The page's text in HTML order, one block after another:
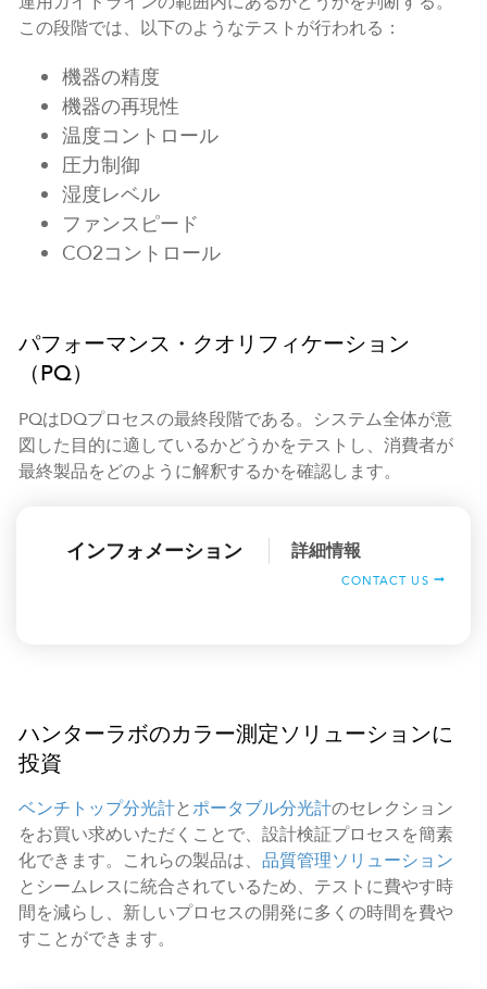
この段階では、以下のようなテストが行われる：
機器の精度
機器の再現性
温度コントロール
圧力制御
湿度レベル
ファンスピード
CO2コントロール
パフォーマンス・クオリフィケーション
（PQ）
PQはDQプロセスの最終段階である。システム全体が意
図した目的に適しているかどうかをテストし、消費者が
最終製品をどのように解釈するかを確認します。
インフォメーション 詳細情報
CONTACT US
ハンターラボのカラー測定ソリューションに
投資
ベンチトップ分光計とポータブル分光計のセレクション
をお買い求めいただくことで、設計検証プロセスを簡素
化できます。これらの製品は、 品質管理ソリューション
とシームレスに統合されているため、テストに費やす時
間を減らし、新しいプロセスの開発に多くの時間を費や
すことができます。